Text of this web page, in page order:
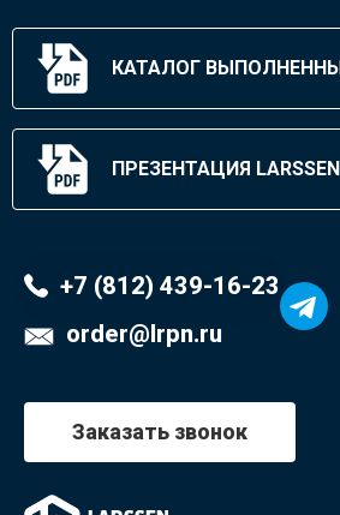
КАТАЛОГ
ПРЕЗЕНТАЦИЯ LARSSEN
+7 (812) 439-16-23
order@lrpn.ru
Заказать звонок